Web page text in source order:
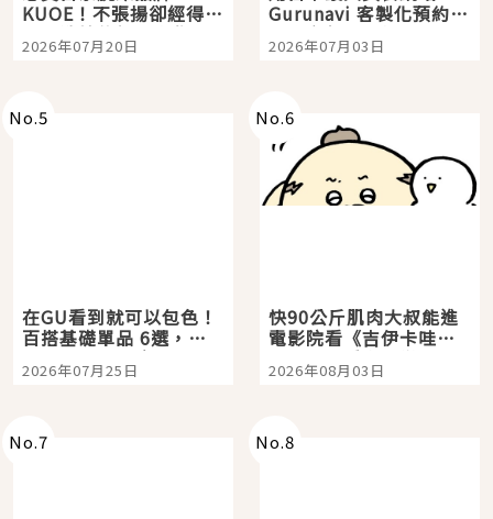
KUOE！不張揚卻經得起
時間洗鍊的經典之作五
選
2026年07月20日
Gurunavi 客製化預約九
大都市餐廳，打造專屬
美食體驗！
2026年07月03日
No.5
在GU看到就可以包色！
百搭基礎單品 6選，閉
眼全收也不心疼
2026年07月25日
No.6
快90公斤肌肉大叔能進
電影院看《吉伊卡哇》
嗎？日本重金屬樂團
「打首」會長與nagano
2026年08月03日
No.7 No.8